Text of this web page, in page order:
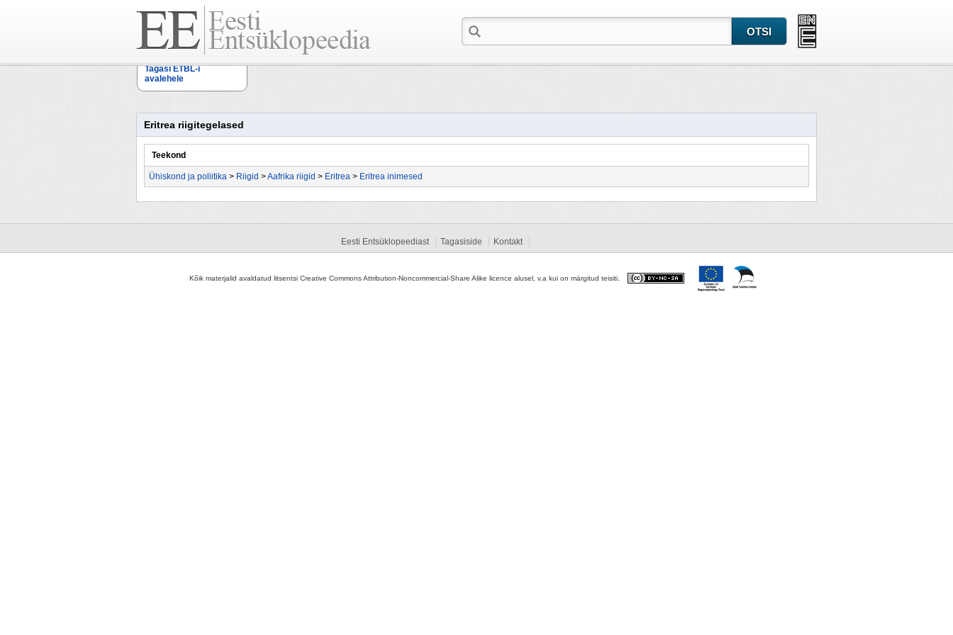
Tagasi ETBL-i
avalehele
Eritrea riigitegelased
Teekond
Ühiskond ja poliitika > Riigid >Aafrika riigid > Eritrea > Eritrea inimesed
Eesti Entsüklopeediast Tagasiside Kontakt
Kõik materjalid avaldatud litsentsi Creative Commons Attribution-Noncommercial-Share Alike licence alusel, v.a kui on märgitud teisiti.